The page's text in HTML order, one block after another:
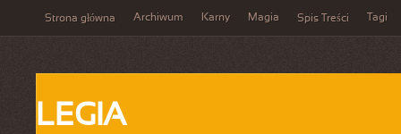
Strona główna Archiwum Karny Magia Spis Treści Tagi
LEGIA